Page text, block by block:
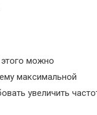
можно
максимальной
увеличить